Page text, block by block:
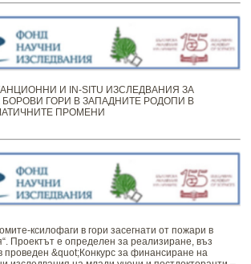
И IN-SITU ИЗСЛЕДВАНИЯ ЗА
ГОРИ В ЗАПАДНИТЕ РОДОПИ В
ПРОМЕНИ
ксилофаги в гори засегнати от пожари в
Проектът е определен за реализиране, въз
проведен &quot;Конкурс за финансиране на